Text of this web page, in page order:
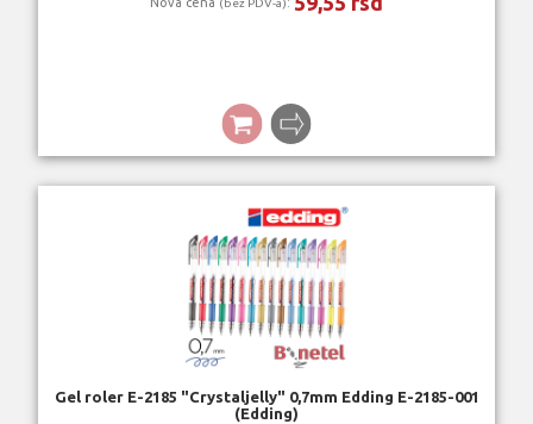
(bez PDV-a)
Gel roler E-2185 "Crystaljelly" 0,7mm Edding E-2185-001
(Edding)